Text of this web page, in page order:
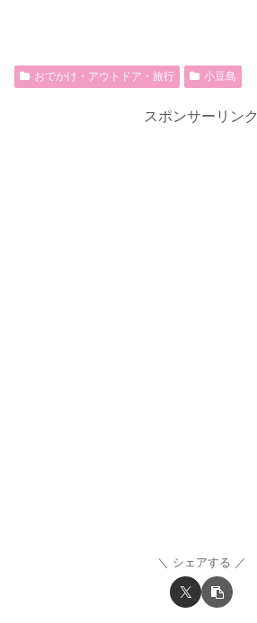
おでかけ・アウトドア・旅行 小豆島
スポンサーリンク
シェアする